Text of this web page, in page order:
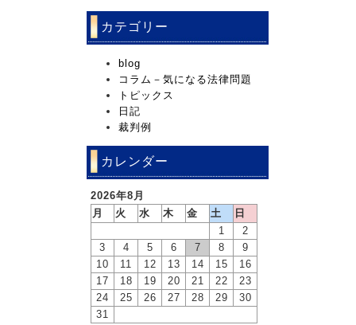
カテゴリー
blog
コラム－気になる法律問題
トピックス
日記
裁判例
カレンダー
2026年8月
月
火 水 木 金 土
日
1
2
3
4 5 6 7 8
9
10
11 12 13 14 15
16
17
18 19 20 21 22
23
24
25 26 27 28 29
30
31